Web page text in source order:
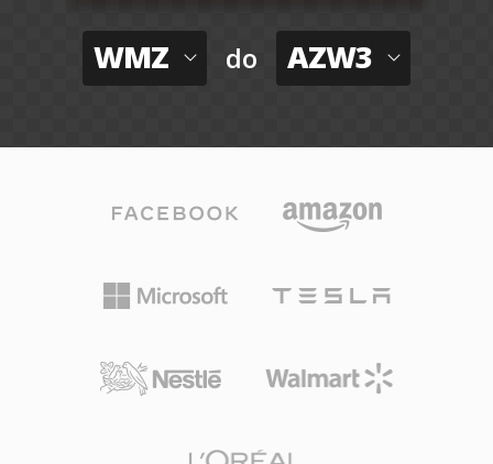
WMZ do AZW3